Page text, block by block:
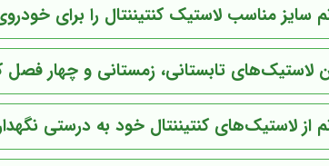
سایز مناسب لاستیک کنتیننتال را برای
لاستیک‌های تابستانی، زمستانی و چهار فصل
از لاستیک‌های کنتیننتال خود به درستی